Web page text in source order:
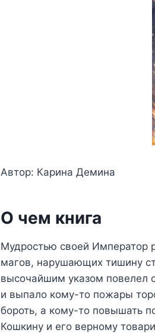
Автор: Карина Демина
О чем книга
Мудростью своей Император
магов, нарушающих тишину
высочайшим указом повелел
и выпало кому-то пожары
бороть, а кому-то повышать
Кошкину и его верному